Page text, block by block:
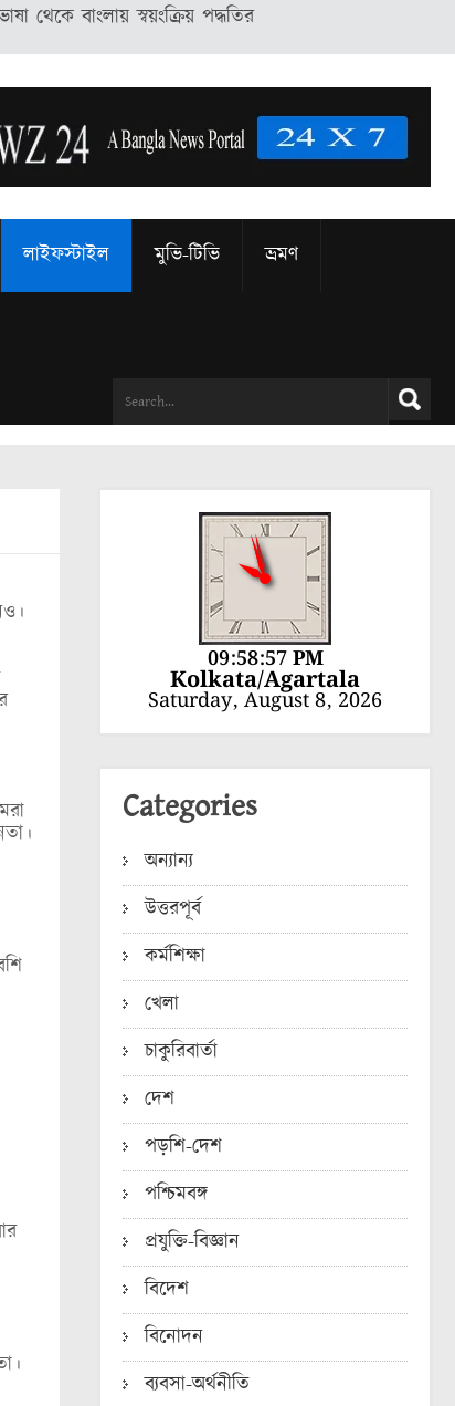
বাংলায় স্বয়ংক্রিয় পদ্ধতির মাধ্যমে অনুদিত, তাই ভাষান্তরে
লাইফস্টাইল মুভি-টিভি ভ্রমণ
09:58:58 PM
Kolkata/Agartala
Saturday, August 8, 2026
Categories
অন্যান্য
উত্তরপূর্ব
কর্মশিক্ষা
খেলা
চাকুরিবার্তা
দেশ
পড়শি-দেশ
পশ্চিমবঙ্গ
প্রযুক্তি-বিজ্ঞান
বিদেশ
বিনোদন
ব্যবসা-অর্থনীতি